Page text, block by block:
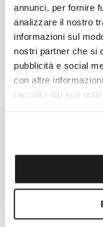
annunci, per fornire
analizzare il nostro
informazioni sul
nostri partner che si
pubblicità e social
con altre
raccolto dal suo
SALVINI
Equilibrio
Ref. 20111759
AGGIUNGI AL
Ref. 20111753